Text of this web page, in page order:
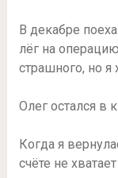
В декабре
лёг на
страшного, но я
Олег остался в
Когда я
счёте не